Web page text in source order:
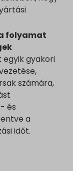
folyamat
egyik gyakori
számára,
és
a
időt.